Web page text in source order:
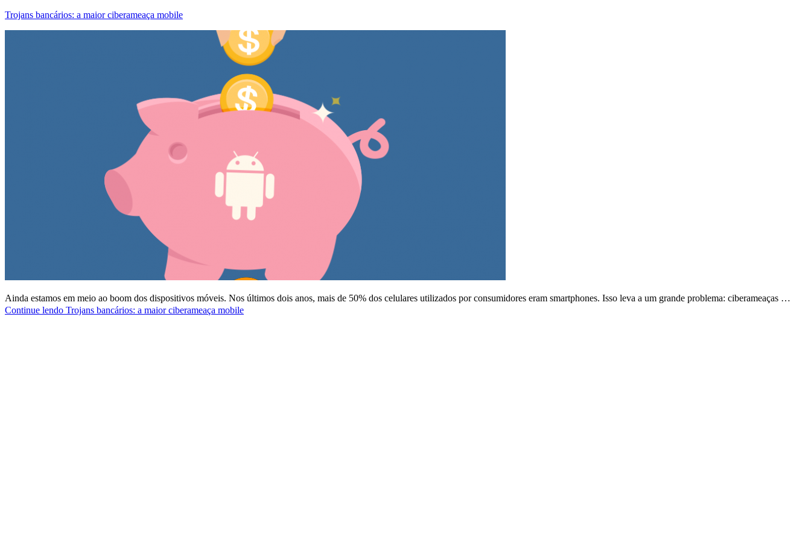
Trojans bancários: a maior ciberameaça mobile
Ainda estamos em meio ao boom dos dispositivos móveis. Nos últimos dois anos, mais de 50% dos celulares utilizados por consumidores eram smartphones. Isso leva a um grande problema: ciberameaças …
Continue lendo Trojans bancários: a maior ciberameaça mobile